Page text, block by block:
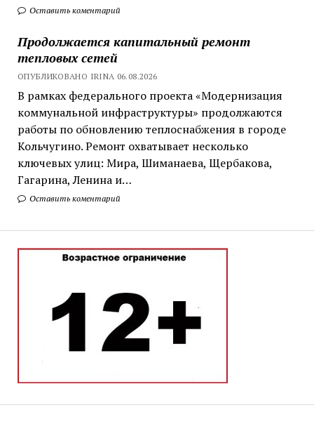
Оставить коментарий
Продолжается капитальный ремонт
тепловых сетей
ОПУБЛИКОВАНО IRINA 06.08.2026
В рамках федерального проекта «Модернизация
коммунальной инфраструктуры» продолжаются
работы по обновлению теплоснабжения в городе
Кольчугино. Ремонт охватывает несколько
ключевых улиц: Мира, Шиманаева, Щербакова,
Гагарина, Ленина и…
Оставить коментарий